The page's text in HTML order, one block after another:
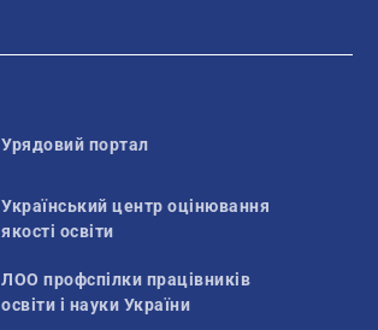
Урядовий портал
Український центр оцінювання
якості освіти
ЛОО профспілки працівників
освіти і науки України